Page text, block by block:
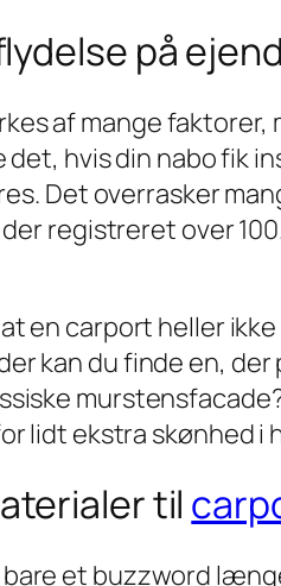
på
af mange
det, hvis din nabo fik
Det overrasker
registreret over
at en carport heller
kan du finde en,
lidt ekstra skønhed i
til
et buzzword